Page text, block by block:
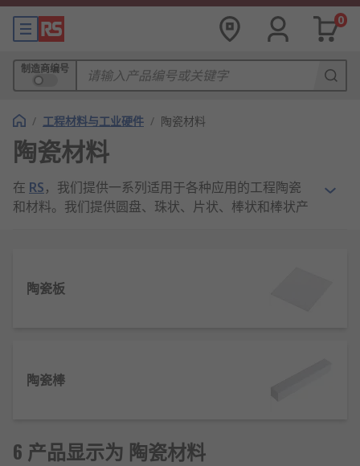
0
制造商编号
/ 工程材料与工业硬件 / 陶瓷材料
陶瓷材料
在 RS，我们提供一系列适用于各种应用的工程陶瓷
和材料。我们提供圆盘、珠状、片状、棒状和棒状产
陶瓷材料由于其耐高温、耐磨性和耐化学性，经常用
有哪些类型的陶瓷材料可供选择？
用。这些包括：
陶瓷板
陶瓷棒
6 产品显示为 陶瓷材料